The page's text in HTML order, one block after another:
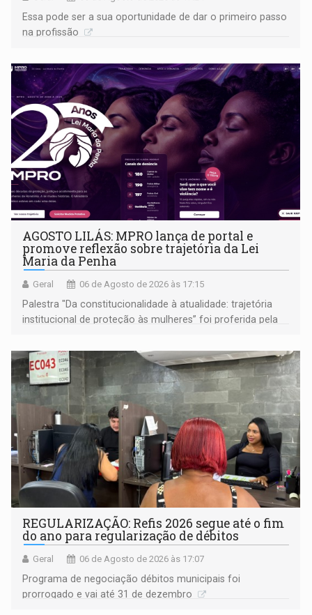
Essa pode ser a sua oportunidade de dar o primeiro passo
na profissão
AGOSTO LILÁS: MPRO lança de portal e
promove reflexão sobre trajetória da Lei
Maria da Penha
Geral 06 de Agosto de 2026 às 17:15
Palestra "Da constitucionalidade à atualidade: trajetória
institucional de proteção às mulheres” foi proferida pela
Goiás
REGULARIZAÇÃO: Refis 2026 segue até o fim
do ano para regularização de débitos
Geral 06 de Agosto de 2026 às 17:07
Programa de negociação débitos municipais foi
prorrogado e vai até 31 de dezembro